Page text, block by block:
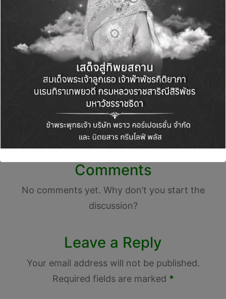
Post
navigation
PREVIOUS POST
Double A: จากความ
ตั้งใจให้เกษตรกรมีราย
ออกแบบต้นน้ำถึงปลาย
น้ำ สร้างกระดาษ
คุณภาพพรีเมียม ที่ได้รับ
ความไว้วางใจในกว่า
130 ประเทศทั่วโลก
NEXT POST
GIZ- สถาบันสิ่งแวดล้อม
ไทย เดินหน้าเปิดตัว 5
นโยบายพลิกโฉมเกษตร
ไทยรับมือมาตรฐานการ
ค้าอียู ยุคใหม่
Comments
No comments yet. Why don’t you start the
discussion?
Leave a Reply
Your email address will not be published.
Required fields are marked *